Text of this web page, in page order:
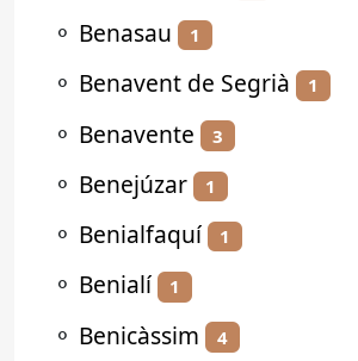
⚬ Benasau 1
⚬ Benavent de Segrià 1
⚬ Benavente 3
⚬ Benejúzar 1
⚬ Benialfaquí 1
⚬ Benialí 1
⚬ Benicàssim 4